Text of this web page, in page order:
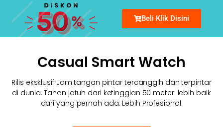
Beli Klik Disini
Casual Smart Watch
Rilis eksklusif Jam tangan pintar tercanggih dan terpintar
di dunia. Tahan jatuh dari ketinggian 50 meter. lebih baik
dari yang pernah ada. Lebih Profesional.